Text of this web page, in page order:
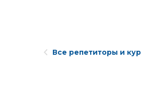
Все репетиторы и